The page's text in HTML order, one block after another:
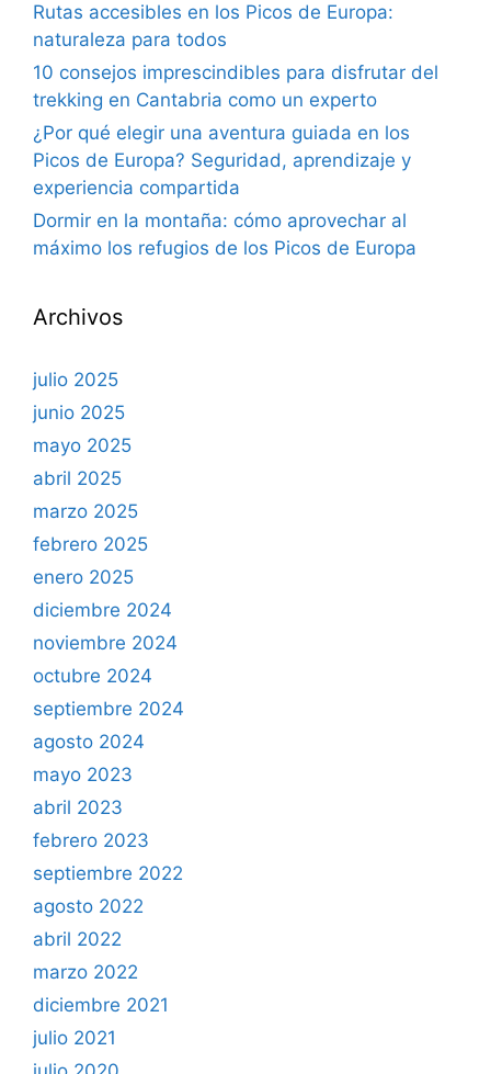
Rutas accesibles en los Picos de Europa:
naturaleza para todos
10 consejos imprescindibles para disfrutar del
trekking en Cantabria como un experto
¿Por qué elegir una aventura guiada en los
Picos de Europa? Seguridad, aprendizaje y
experiencia compartida
Dormir en la montaña: cómo aprovechar al
máximo los refugios de los Picos de Europa
Archivos
julio 2025
junio 2025
mayo 2025
abril 2025
marzo 2025
febrero 2025
enero 2025
diciembre 2024
noviembre 2024
octubre 2024
septiembre 2024
agosto 2024
mayo 2023
abril 2023
febrero 2023
septiembre 2022
agosto 2022
abril 2022
marzo 2022
diciembre 2021
julio 2021